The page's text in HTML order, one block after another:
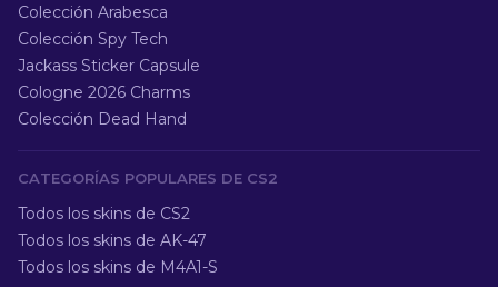
Colección Arabesca
Colección Spy Tech
Jackass Sticker Capsule
Cologne 2026 Charms
Colección Dead Hand
CATEGORÍAS POPULARES DE CS2
Todos los skins de CS2
Todos los skins de AK-47
Todos los skins de M4A1-S